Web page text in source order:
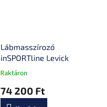
Lábmasszírozó
inSPORTline Levick
A
átlagos
értékelése
Raktáron
74 200 Ft